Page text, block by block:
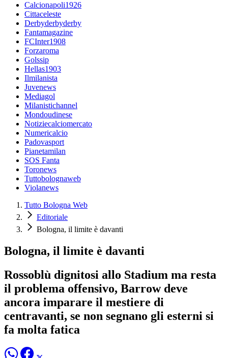
Calcionapoli1926
Cittaceleste
Derbyderbyderby
Fantamagazine
FCInter1908
Forzaroma
Golssip
Hellas1903
Ilmilanista
Juvenews
Mediagol
Milanistichannel
Mondoudinese
Notiziecalciomercato
Numericalcio
Padovasport
Pianetamilan
SOS Fanta
Toronews
Tuttobolognaweb
Violanews
Tutto Bologna Web
Editoriale
Bologna, il limite è davanti
Bologna, il limite è davanti
Rossoblù dignitosi allo Stadium ma resta
il problema offensivo, Barrow deve
ancora imparare il mestiere di
centravanti, se non segnano gli esterni si
fa molta fatica